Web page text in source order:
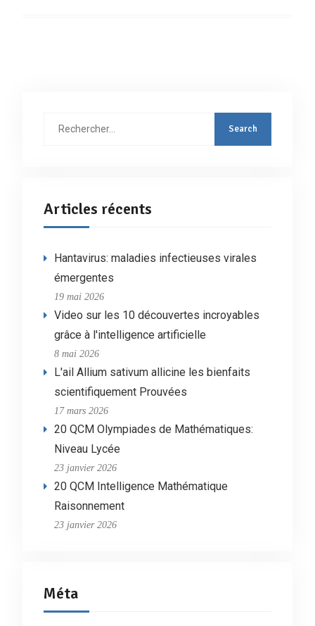
Articles récents
Hantavirus: maladies infectieuses virales
émergentes
19 mai 2026
Video sur les 10 découvertes incroyables
grâce à l'intelligence artificielle
8 mai 2026
L'ail Allium sativum allicine les bienfaits
scientifiquement Prouvées
17 mars 2026
20 QCM Olympiades de Mathématiques:
Niveau Lycée
23 janvier 2026
20 QCM Intelligence Mathématique
Raisonnement
23 janvier 2026
Méta